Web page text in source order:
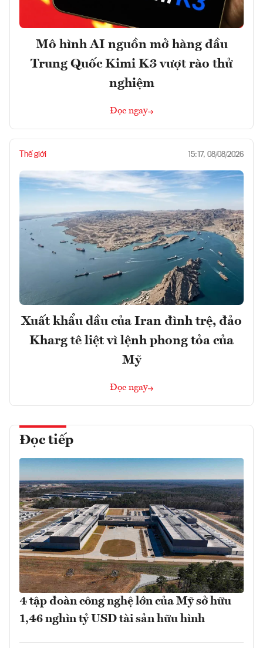
Mô hình AI nguồn mở hàng đầu
Trung Quốc Kimi K3 vượt rào thử
nghiệm
Đọc ngay
Thế giới 15:17, 08/08/2026
Xuất khẩu dầu của Iran đình trệ, đảo
Kharg tê liệt vì lệnh phong tỏa của
Mỹ
Đọc ngay
Đọc tiếp
4 tập đoàn công nghệ lớn của Mỹ sở hữu
1,46 nghìn tỷ USD tài sản hữu hình